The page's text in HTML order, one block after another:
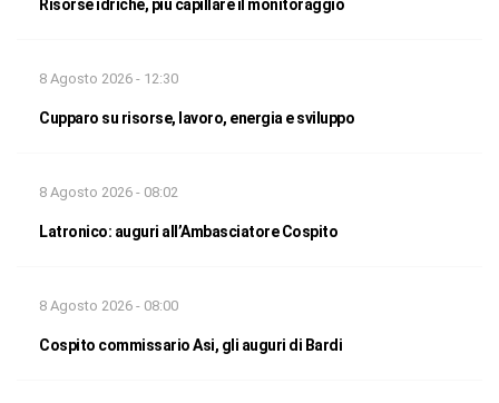
Risorse idriche, più capillare il monitoraggio
8 Agosto 2026 - 12:30
Cupparo su risorse, lavoro, energia e sviluppo
8 Agosto 2026 - 08:02
Latronico: auguri all’Ambasciatore Cospito
8 Agosto 2026 - 08:00
Cospito commissario Asi, gli auguri di Bardi